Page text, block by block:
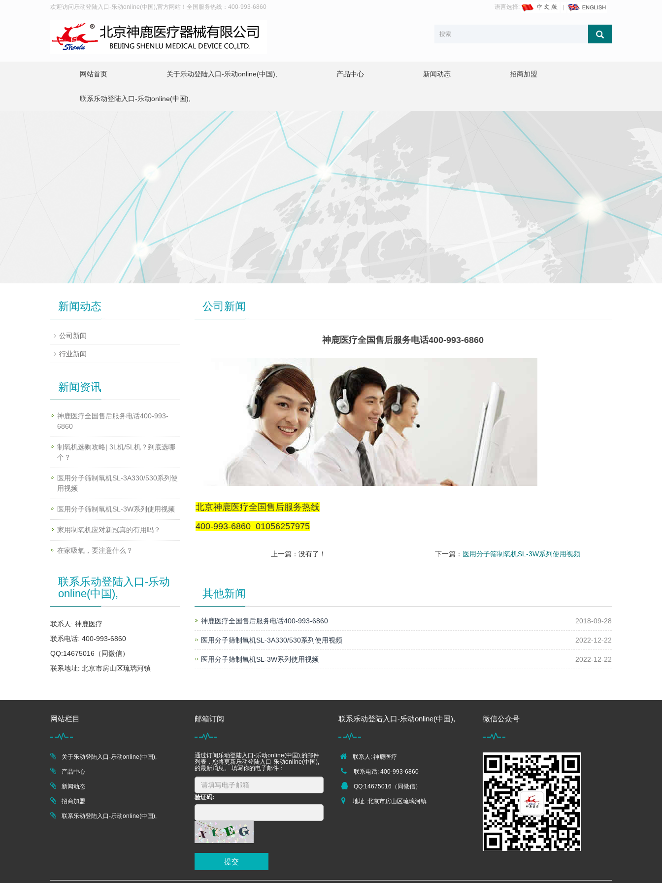
欢迎访问乐动登陆入口-乐动online(中国),官方网站！全国服务热线：400-993-6860 语言选择:
网站首页 关于乐动登陆入口-乐动online(中国), 产品中心 新闻动态 招商加盟
联系乐动登陆入口-乐动online(中国),
公司新闻
神鹿医疗全国售后服务电话400-993-6860
北京神鹿医疗全国售后服务热线
400-993-6860 01056257975
上一篇：没有了！ 下一篇： 医用分子筛制氧机SL-3W系列使用视频
其他新闻
神鹿医疗全国售后服务电话400-993-6860 2018-09-28
医用分子筛制氧机SL-3A330/530系列使用视频 2022-12-22
医用分子筛制氧机SL-3W系列使用视频 2022-12-22
新闻动态
公司新闻
行业新闻
新闻资讯
神鹿医疗全国售后服务电话400-993-
6860
制氧机选购攻略| 3L机/5L机？到底选哪
个？
医用分子筛制氧机SL-3A330/530系列使
用视频
医用分子筛制氧机SL-3W系列使用视频
家用制氧机应对新冠真的有用吗？
在家吸氧，要注意什么？
联系乐动登陆入口-乐动
online(中国),
联系人: 神鹿医疗
联系电话: 400-993-6860
QQ:14675016（同微信）
联系地址: 北京市房山区琉璃河镇
网站栏目
关于乐动登陆入口-乐动online(中国),
产品中心
新闻动态
招商加盟
联系乐动登陆入口-乐动online(中国),
邮箱订阅
通过订阅乐动登陆入口-乐动online(中国),的邮件
列表，您将更新乐动登陆入口-乐动online(中国),
的最新消息。 填写你的电子邮件：
验证码:
提交
联系乐动登陆入口-乐动online(中国),
联系人: 神鹿医疗
联系电话: 400-993-6860
QQ:14675016（同微信）
地址: 北京市房山区琉璃河镇
微信公众号